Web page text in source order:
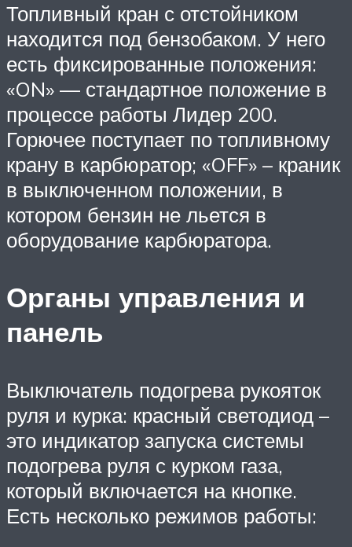
Топливный кран с отстойником
находится под бензобаком. У него
есть фиксированные положения:
«ON» — стандартное положение в
процессе работы Лидер 200.
Горючее поступает по топливному
крану в карбюратор; «OFF» – краник
в выключенном положении, в
котором бензин не льется в
оборудование карбюратора.
Органы управления и
панель
Выключатель подогрева рукояток
руля и курка: красный светодиод –
это индикатор запуска системы
подогрева руля с курком газа,
который включается на кнопке.
Есть несколько режимов работы: